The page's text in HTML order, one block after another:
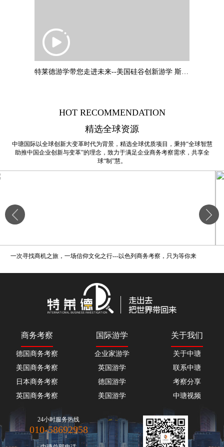
特莱德游学带您走进未来--美国硅谷创新游学 斯坦福大学：叶教授专题
HOT RECOMMENDATION
精选全球资源
中瑭国际以全球创新大变革时代为背景，精选全球优质项目，秉持“全球智慧
助推中国企业创新与变革”的理念，致力于满足企业商务考察需求，共享全
球“制”慧。
自由至上，勇于尝试，中瑭国际美国商务考察旅游，在这里，遇见你
商务考察
德国商务考察
美国商务考察
日本商务考察
英国商务考察
国际游学
企业家游学
英国游学
德国游学
美国游学
关于我们
关于中瑭
联系中瑭
考察分享
中瑭视频
24小时服务热线
010-58692958